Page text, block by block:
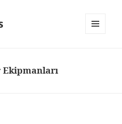
Ekipmanları